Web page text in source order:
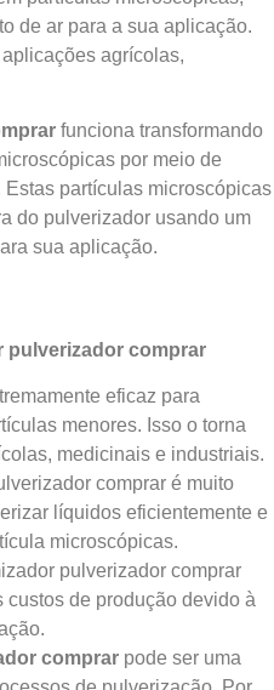
de ar para a sua aplicação.
agrícolas,
funciona transformando
por meio de
partículas microscópicas
do pulverizador usando um
sua aplicação.
pulverizador comprar
eficaz para
menores. Isso o torna
medicinais e industriais.
comprar é muito
líquidos eficientemente e
microscópicas.
pulverizador comprar
custos de produção devido à
comprar pode ser uma